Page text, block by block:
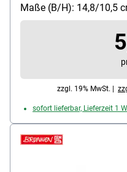
Inhalt pro Pack: 1 Stück
Besonderheiten:
beschriftbar, 0,3 mm
Maße (B/H): 14,8/10,5
zzgl. 19% MwSt. |
sofort lieferbar, Lieferzeit 1